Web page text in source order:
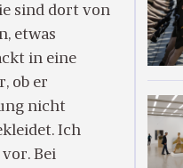
sind dort von
etwas
in eine
ob er
nicht
Ich
Bei